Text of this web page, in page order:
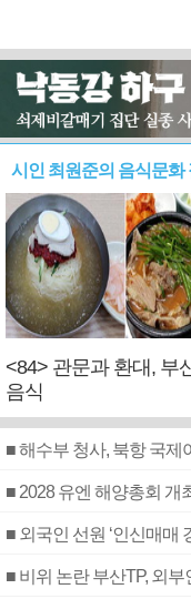
시인 최원준의 음식문화
<84> 관문과 환대, 부
음식
■ 해수부 청사, 북항 국제
■ 2028 유엔 해양총회 개
■ 외국인 선원 ‘인신매매
■ 비위 논란 부산TP, 외부